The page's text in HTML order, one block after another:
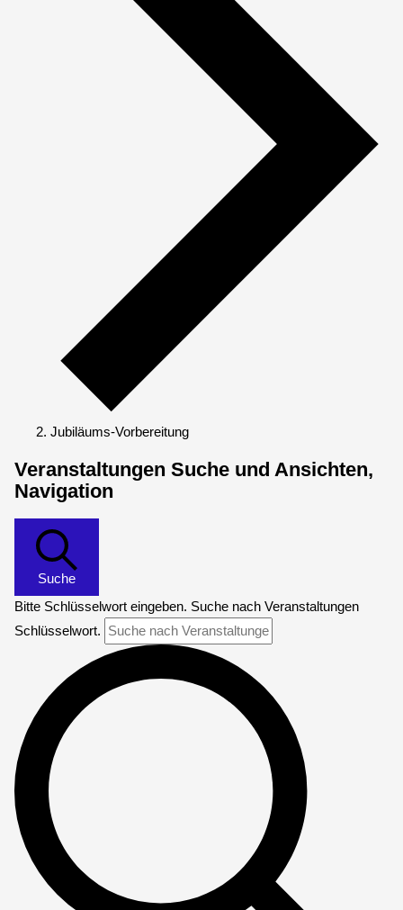
Jubiläums-Vorbereitung
Veranstaltungen Suche und Ansichten,
Navigation
Suche
Bitte Schlüsselwort eingeben. Suche nach Veranstaltungen
Schlüsselwort.